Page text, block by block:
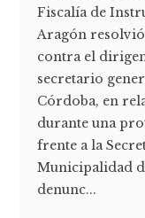
Fiscalía de
Aragón
contra el
secretario
Córdoba, en
durante una
frente a la
Municipalidad
denunc...